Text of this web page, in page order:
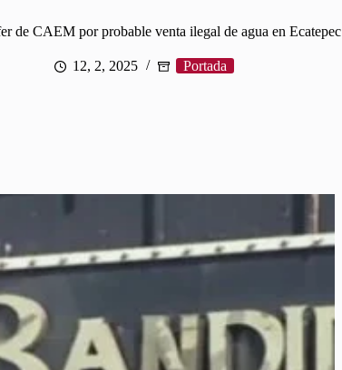
de CAEM por probable venta ilegal de agua en Ecatepec
12, 2, 2025 Portada